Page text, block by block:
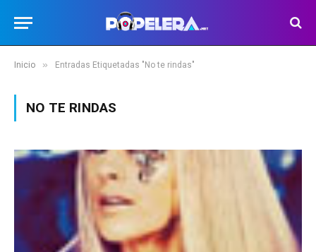
Inicio » Entradas Etiquetadas "No te rindas"
NO TE RINDAS